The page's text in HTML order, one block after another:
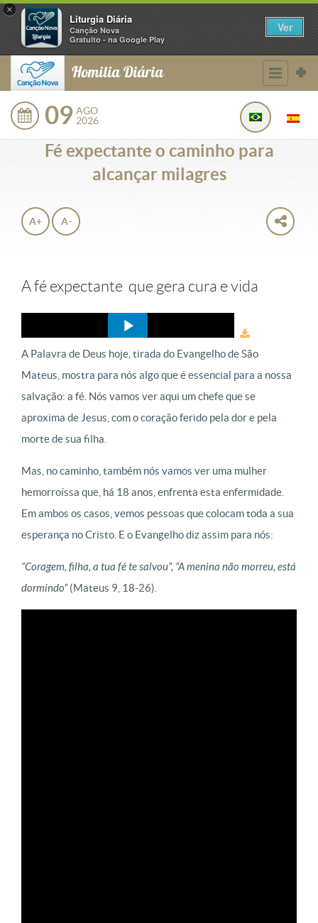
×
Liturgia Diária
Canção Nova
Gratuito - na Google Play
Ver
Homilia Diária
09 AGO
2026
Fé expectante o caminho para
alcançar milagres
A+ A-
A fé expectante que gera cura e vida
A Palavra de Deus hoje, tirada do Evangelho de São
Mateus, mostra para nós algo que é essencial para a nossa
salvação: a fé. Nós vamos ver aqui um chefe que se
aproxima de Jesus, com o coração ferido pela dor e pela
morte de sua filha.
Mas, no caminho, também nós vamos ver uma mulher
hemorroíssa que, há 18 anos, enfrenta esta enfermidade.
Em ambos os casos, vemos pessoas que colocam toda a sua
esperança no Cristo. E o Evangelho diz assim para nós:
“Coragem, filha, a tua fé te salvou”, “A menina não morreu, está
dormindo”(Mateus 9, 18-26).